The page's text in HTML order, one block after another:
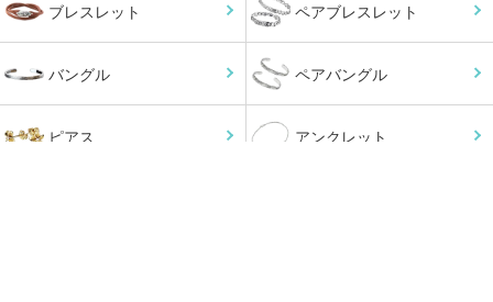
ブレスレット ペアブレスレット
バングル ペアバングル
ピアス アンクレット